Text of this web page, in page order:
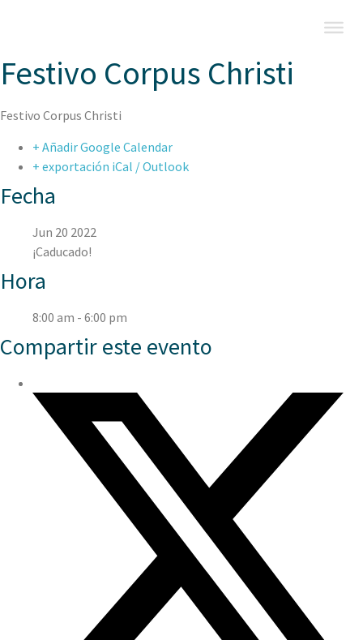
Festivo Corpus Christi
Festivo Corpus Christi
+ Añadir Google Calendar
+ exportación iCal / Outlook
Fecha
Jun 20 2022
¡Caducado!
Hora
8:00 am - 6:00 pm
Compartir este evento